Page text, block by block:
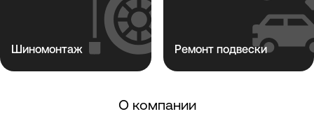
Шиномонтаж Ремонт подвески
О компании